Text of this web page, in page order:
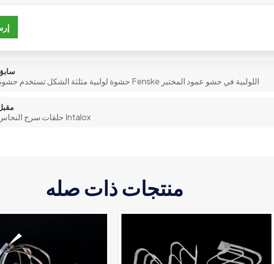
حشوة لولبية مثلثة الشكل تستخدم حشوة Fenske اللولبية في حشو عمود المختبر
حلقات سرج النحاس Intalox
منتجات ذات صله